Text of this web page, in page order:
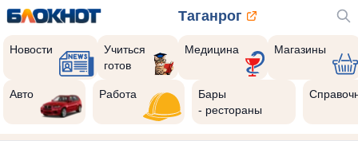
Таганрог
Новости
Учиться
готов
Медицина Магазины
Авто Работа
Бары
- рестораны